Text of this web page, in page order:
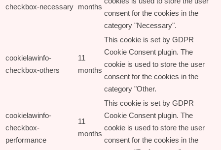
checkbox-necessary months
consent for the cookies in the
category "Necessary".
cookielawinfo-
checkbox-others
11
months
This cookie is set by GDPR
Cookie Consent plugin. The
cookie is used to store the user
consent for the cookies in the
category "Other.
cookielawinfo-
checkbox-
performance
11
months
This cookie is set by GDPR
Cookie Consent plugin. The
cookie is used to store the user
consent for the cookies in the